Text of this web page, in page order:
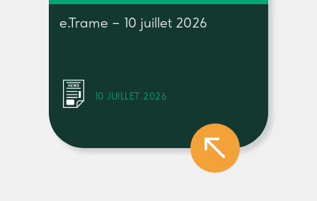
e.Trame – 10 juillet 2026
10 JUILLET 2026